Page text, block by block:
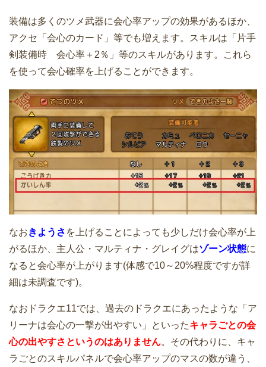
装備は多くのツメ武器に会心率アップの効果があるほか、
アクセ「会心のカード」等でも増えます。スキルは「片手
剣装備時 会心率＋2％」等のスキルがあります。これら
を使って会心確率を上げることができます。
なおきようさ を上げることによっても少しだけ会心率が上
がるほか、主人公・マルティナ・グレイグはゾーン状態に
なると会心率が上がります(体感で10～20%程度ですが詳
細は未調査です)。
なおドラクエ11では、過去のドラクエにあったような「ア
リーナは会心の一撃が出やすい」といったキャラごとの会
心の出やすさというのはありません。その代わりに、キャ
ラごとのスキルパネルで会心率アップのマスの数が違う、